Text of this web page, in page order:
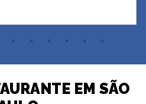
EM SÃO